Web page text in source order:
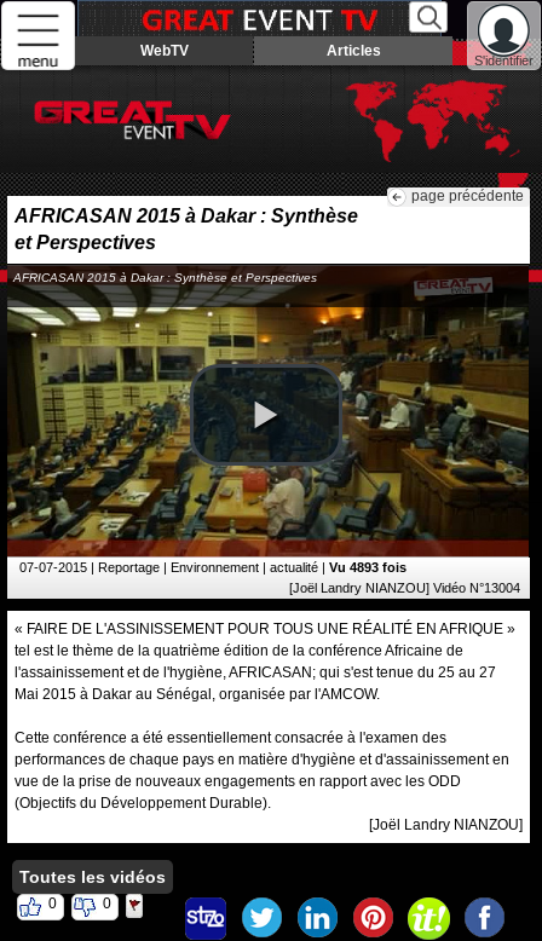
S'identifier
WebTV Articles
page précédente
AFRICASAN 2015 à Dakar : Synthèse
et Perspectives
AFRICASAN 2015 à Dakar : Synthèse et Perspectives
07-07-2015 | Reportage | Environnement | actualité | Vu 4893 fois
[Joël Landry NIANZOU] Vidéo N°13004
« FAIRE DE L'ASSINISSEMENT POUR TOUS UNE RÉALITÉ EN AFRIQUE »
tel est le thème de la quatrième édition de la conférence Africaine de
l'assainissement et de l'hygiène, AFRICASAN; qui s'est tenue du 25 au 27
Mai 2015 à Dakar au Sénégal, organisée par l'AMCOW.
Cette conférence a été essentiellement consacrée à l'examen des
performances de chaque pays en matière d'hygiène et d'assainissement en
vue de la prise de nouveaux engagements en rapport avec les ODD
(Objectifs du Développement Durable).
[Joël Landry NIANZOU]
Toutes les vidéos
0 0